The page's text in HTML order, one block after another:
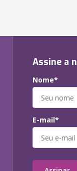
Assine a
Nome*
E-mail*